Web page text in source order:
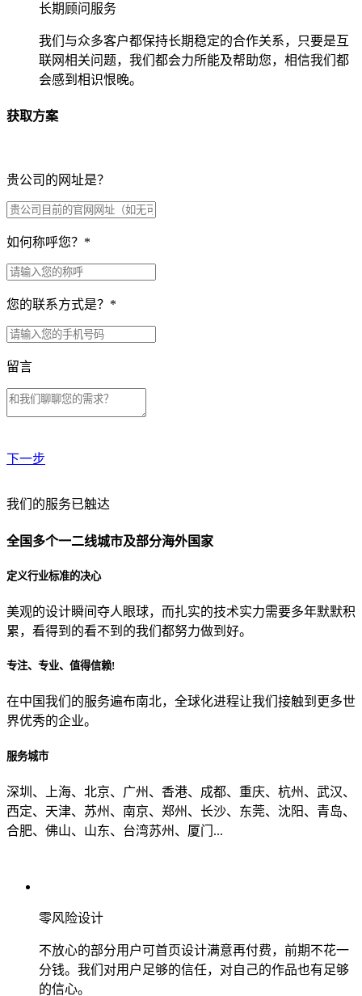
长期顾问服务
我们与众多客户都保持长期稳定的合作关系，只要是互
联网相关问题，我们都会力所能及帮助您，相信我们都
会感到相识恨晚。
获取方案
贵公司的网址是？
如何称呼您？ *
您的联系方式是？ *
留言
下一步
贵公司预算范围是？
贵公司的团队规模是？
目前主要的营销渠道是？
我们的服务已触达
全国多个一二线城市及部分海外国家
定义行业标准的决心
美观的设计瞬间夺人眼球，而扎实的技术实力需要多年默默积
累，看得到的看不到的我们都努力做到好。
专注、专业、值得信赖!
在中国我们的服务遍布南北，全球化进程让我们接触到更多世
界优秀的企业。
服务城市
深圳、上海、北京、广州、香港、成都、重庆、杭州、武汉、
西定、天津、苏州、南京、郑州、长沙、东莞、沈阳、青岛、
合肥、佛山、山东、台湾苏州、厦门...
零风险设计
不放心的部分用户可首页设计满意再付费，前期不花一
分钱。我们对用户足够的信任，对自己的作品也有足够
的信心。